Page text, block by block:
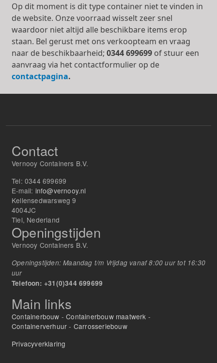
Op dit moment is dit type container niet te vinden in
de website. Onze voorraad wisselt zeer snel
waardoor niet altijd alle beschikbare items erop
staan. Bel gerust met ons verkoopteam en vraag
naar de beschikbaarheid; 0344 699699 of stuur een
aanvraag via het contactformulier op de
contactpagina.
Contact
Vernooy Containers B.V.
Tel: 0344 699699
E-mail: info@vernooy.nl
Kellensedwarsweg 9
4004JC
Tiel, Nederland
Openingstijden
Vernooy Containers B.V.
Openingstijden: Maandag t/m Vrijdag vanaf 8:00 uur tot 16:30
uur
Telefoon: +31(0)344 699699
Main links
Containerbouw -Containerbouw maatwerk -
Containerverhuur - Carrosseriebouw
Privacyverklaring